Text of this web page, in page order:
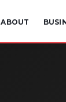
ABOUT